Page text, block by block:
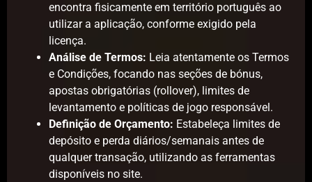
encontra fisicamente em território português ao
utilizar a aplicação, conforme exigido pela
licença.
Análise de Termos: Leia atentamente os Termos
e Condições, focando nas seções de bónus,
apostas obrigatórias (rollover), limites de
levantamento e políticas de jogo responsável.
Definição de Orçamento: Estabeleça limites de
depósito e perda diários/semanais antes de
qualquer transação, utilizando as ferramentas
disponíveis no site.